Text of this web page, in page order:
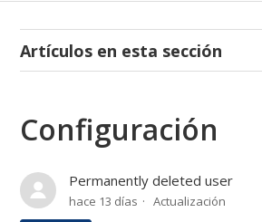
Artículos en esta sección
Configuración
Permanently deleted user
hace 13 días Actualización